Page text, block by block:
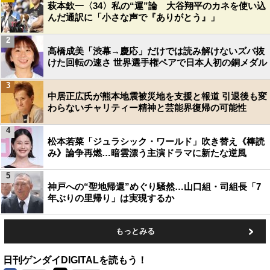
萩本欽一〈34〉私の“運”論 大谷翔平のカネを使い込
んだ通訳に「小さな声で『ありがとう』」
高橋成美「渋幕→慶応」だけでは読み解けないズバ抜
けた回転の速さ 世界選手権ペアで日本人初の銅メダル
2
中居正広氏が熊本地震被災地を支援と報道 引退後も変
わらないチャリティー精神と芸能界復帰の可能性
3
松本若菜「ジュラシック・ワールド」吹き替え《棒読
み》論争再燃…暗雲漂う主演ドラマに新たな逆風
4
神戸への“聖地帰還”めぐり騒然…山口組・司組長「7
年ぶりの里帰り」は実現するか
5
もっとみる
日刊ゲンダイDIGITALを読もう！